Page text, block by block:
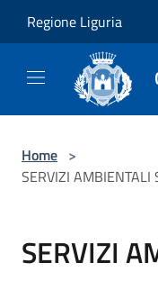
Regione Liguria
Home >
SERVIZI
SERVIZI